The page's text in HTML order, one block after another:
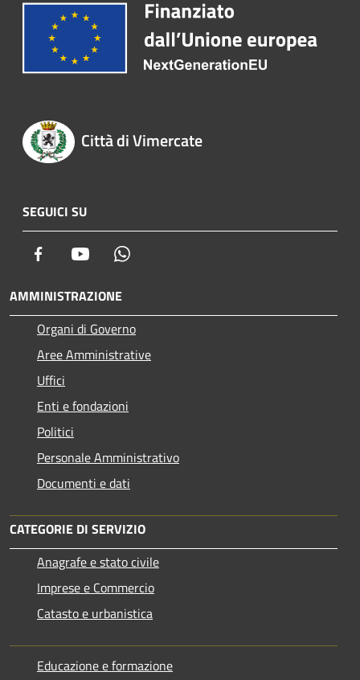
Città di Vimercate
SEGUICI SU
Facebook Youtube
AMMINISTRAZIONE
Organi di Governo
Aree Amministrative
Uffici
Enti e fondazioni
Politici
Personale Amministrativo
Documenti e dati
CATEGORIE DI SERVIZIO
Anagrafe e stato civile
Imprese e Commercio
Catasto e urbanistica
Educazione e formazione